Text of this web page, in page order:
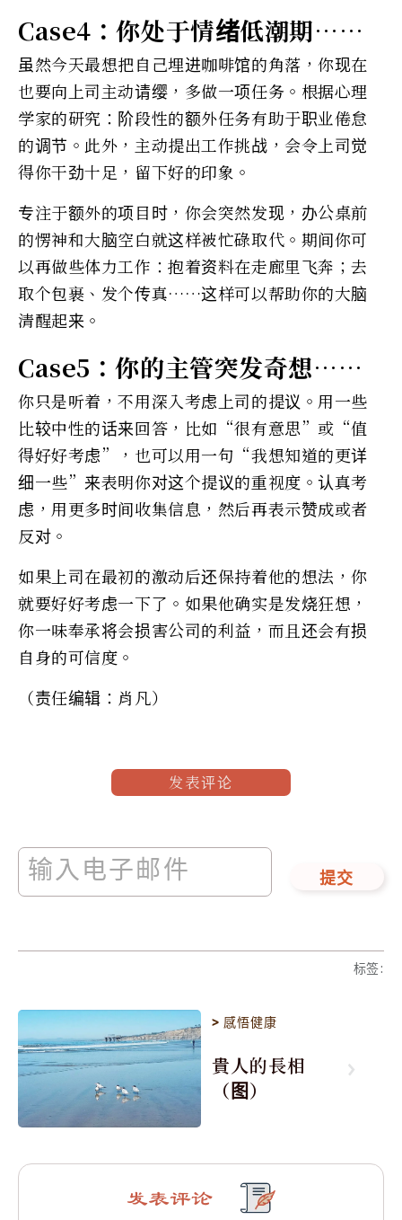
Case4：你处于情绪低潮期……
虽然今天最想把自己埋进咖啡馆的角落，你现在
也要向上司主动请缨，多做一项任务。根据心理
学家的研究：阶段性的额外任务有助于职业倦怠
的调节。此外，主动提出工作挑战，会令上司觉
得你干劲十足，留下好的印象。
专注于额外的项目时，你会突然发现，办公桌前
的愣神和大脑空白就这样被忙碌取代。期间你可
以再做些体力工作：抱着资料在走廊里飞奔；去
取个包裹、发个传真……这样可以帮助你的大脑
清醒起来。
Case5：你的主管突发奇想……
你只是听着，不用深入考虑上司的提议。用一些
比较中性的话来回答，比如“很有意思”或“值
得好好考虑”，也可以用一句“我想知道的更详
细一些”来表明你对这个提议的重视度。认真考
虑，用更多时间收集信息，然后再表示赞成或者
反对。
如果上司在最初的激动后还保持着他的想法，你
就要好好考虑一下了。如果他确实是发烧狂想，
你一味奉承将会损害公司的利益，而且还会有损
自身的可信度。
（责任编辑：肖凡）
发表评论
提交
标签:
>感悟健康
貴人的長相
（图）
发表评论